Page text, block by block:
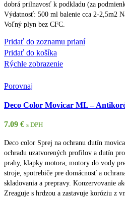
dobrá prilnavosť k podkladu (za
Výdatnosť: 500 ml balenie cca 2-2,5m2
Voľný plyn bez CFC.
Pridať do zoznamu prianí
Pridať do košíka
Rýchle zobrazenie
Porovnaj
Deco Color Movicar ML –
7.09 € s DPH
Deco color Sprej na ochranu dutín
ochradu uzatvorených profilov a dutín
prahy, klapky motora, motory do vody
stroje, spotrebiče pre domácnosť a
skladovania a prepravy. Konzervovanie
Zreaguje s hrdzou a zastavuje koróziu z